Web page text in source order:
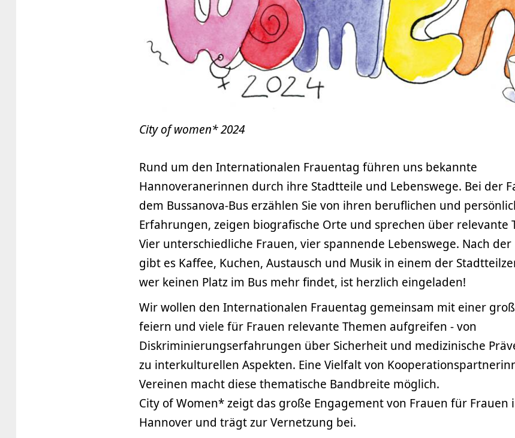
City of women* 2024
Rund um den Internationalen Frauentag führen uns bekannte
Hannoveranerinnen durch ihre Stadtteile und Lebenswege. Bei der
dem Bussanova-Bus erzählen Sie von ihren beruflichen und
Erfahrungen, zeigen biografische Orte und sprechen über relevante
Vier unterschiedliche Frauen, vier spannende Lebenswege. Nach
gibt es Kaffee, Kuchen, Austausch und Musik in einem der
wer keinen Platz im Bus mehr findet, ist herzlich eingeladen!
Wir wollen den Internationalen Frauentag gemeinsam mit einer
feiern und viele für Frauen relevante Themen aufgreifen - von
Diskriminierungserfahrungen über Sicherheit und medizinische
zu interkulturellen Aspekten. Eine Vielfalt von
Vereinen macht diese thematische Bandbreite möglich.
City of Women* zeigt das große Engagement von Frauen für Frauen
Hannover und trägt zur Vernetzung bei.